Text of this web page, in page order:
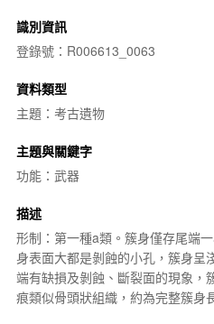
識別資訊
登錄號：R006613_0063
資料類型
主題：考古遺物
主題與關鍵字
功能：武器
描述
形制：第一種a類。簇身僅存尾端
身表面大都是剝蝕的小孔，簇身呈
端有缺損及剝蝕、斷裂面的現象，
痕類似骨頭狀組織，約為完整簇身